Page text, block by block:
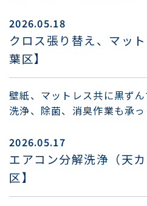
2026.05.18
クロス張り替え、マッ
葉区】
壁紙、マットレス共に黒ず
洗浄、除菌、消臭作業も承っ
2026.05.17
エアコン分解洗浄（天
区】